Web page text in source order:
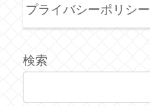
プライバシーポリシー
検索